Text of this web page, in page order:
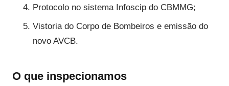
Protocolo no sistema Infoscip do CBMMG;
Vistoria do Corpo de Bombeiros e emissão do
novo AVCB.
O que inspecionamos